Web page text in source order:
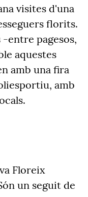
visites d'una
florits.
-entre pagesos,
aquestes
amb una fira
amb
Floreix
un seguit de